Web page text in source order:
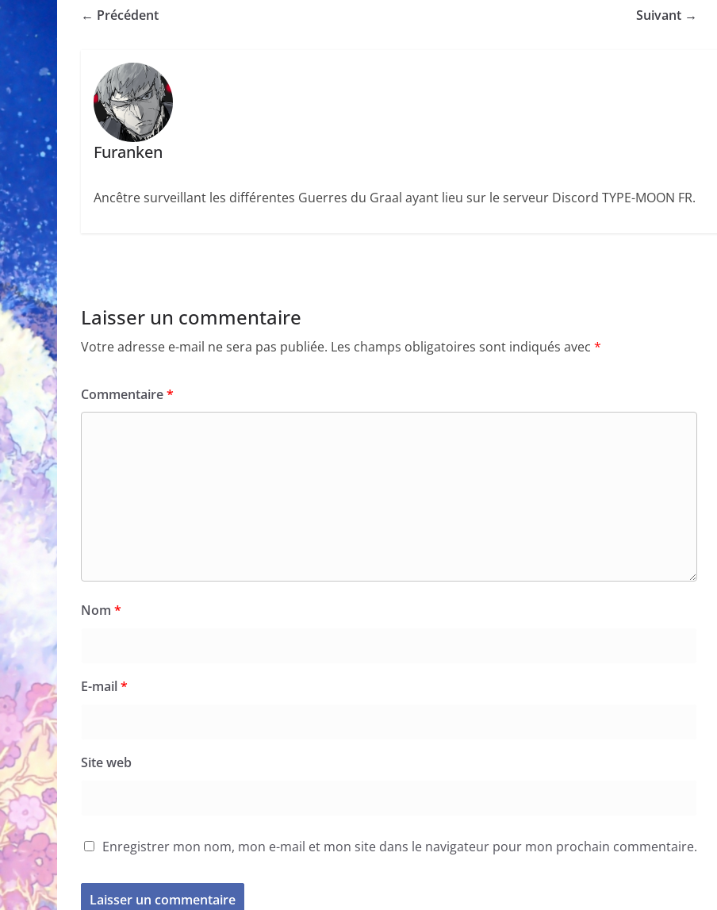
← Précédent Suivant →
Furanken
Ancêtre surveillant les différentes Guerres du Graal ayant lieu sur le serveur Discord TYPE-MOON FR.
Laisser un commentaire
Votre adresse e-mail ne sera pas publiée. Les champs obligatoires sont indiqués avec *
Commentaire*
Nom *
E-mail*
Site web
Enregistrer mon nom, mon e-mail et mon site dans le navigateur pour mon prochain commentaire.